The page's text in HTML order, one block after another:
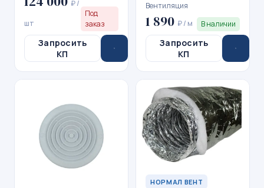
₽ /
шт
Под
заказ
Запросить
КП
Вентиляция
1 890 ₽ / м В наличии
Запросить
КП
НОРМАЛ ВЕНТ